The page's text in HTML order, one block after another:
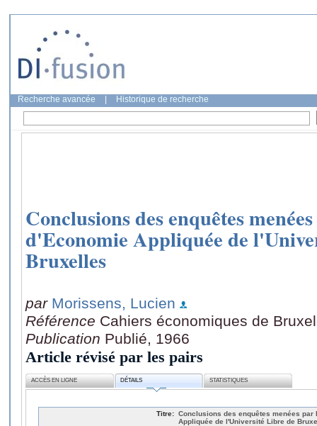
Recherche avancée Historique de recherche
Conclusions des enquêtes
d'Economie Appliquée de
Bruxelles
par Morissens, Lucien
Référence Cahiers économiques de
Publication Publié, 1966
Article révisé par les pairs
ACCÈS EN LIGNE DÉTAILS STATISTIQUES
Titre: Conclusions des enquêtes menées par
Appliquée de l'Université Libre de